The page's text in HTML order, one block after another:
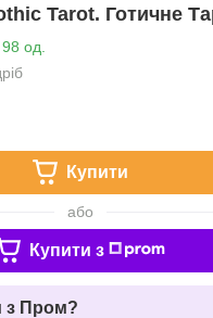
Tarot. Готичне
од.
Купити
або
Купити з
з Пром?